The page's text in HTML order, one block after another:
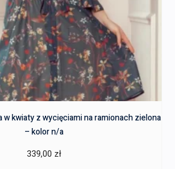
kwiaty z wycięciami na ramionach zielona
– kolor n/a
339,00 zł